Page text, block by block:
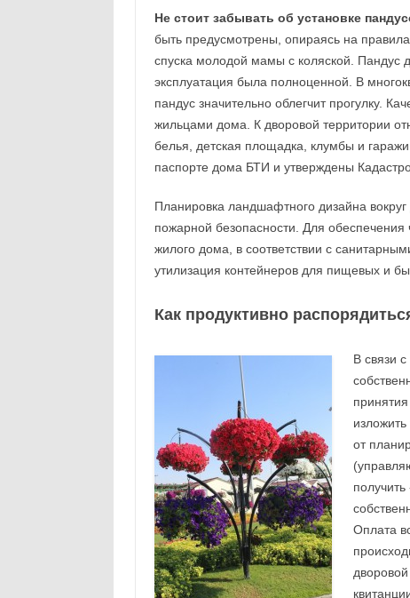
Не стоит забывать об установке
быть предусмотрены, опираясь на
спуска молодой мамы с коляской. Пандус
эксплуатация была полноценной. В
пандус значительно облегчит прогулку.
жильцами дома. К дворовой территории
белья, детская площадка, клумбы и
паспорте дома БТИ и утверждены
Планировка ландшафтного дизайна
пожарной безопасности. Для
жилого дома, в соответствии с
утилизация контейнеров для пищевых и
Как продуктивно
В связи
от
Оплата